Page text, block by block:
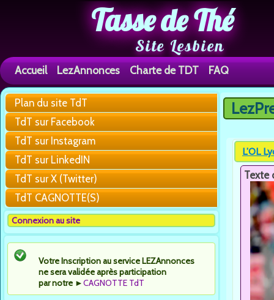
Tasse de Thé
Site Lesbien
Accueil LezAnnonces Charte de TDT FAQ
Plan du site TdT
TdT sur Facebook
TdT sur Instagram
TdT sur LinkedIN
TdT sur X (Twitter)
TdT CAGNOTTE(S)
Connexion au site
Votre Inscription au service LEZAnnonces
ne sera validée après participation
par notre ►CAGNOTTE TdT
Vous
L’OL
Texte